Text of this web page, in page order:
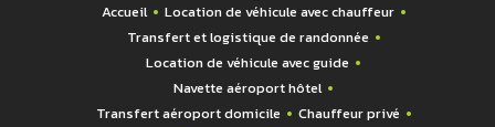
Accueil
Location de véhicule avec chauffeur
Transfert et logistique de randonnée
Location de véhicule avec guide
Navette aéroport hôtel
Transfert aéroport domicile
Chauffeur privé